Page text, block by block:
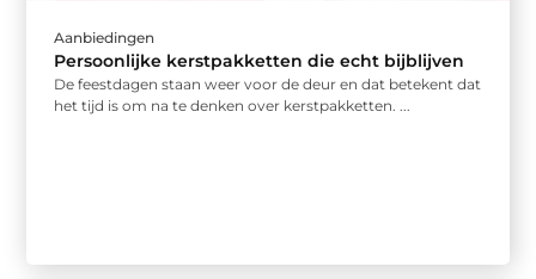
Aanbiedingen
Persoonlijke kerstpakketten die echt bijblijven
De feestdagen staan weer voor de deur en dat betekent dat
het tijd is om na te denken over kerstpakketten. ...